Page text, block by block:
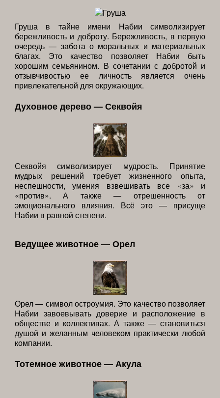
Груша в тайне имени Набии символизирует
бережливость и доброту. Бережливость, в первую
очередь — забота о моральных и материальных
благах. Это качество позволяет Набии быть
хорошим семьянином. В сочетании с добротой и
отзывчивостью ее личность является очень
привлекательной для окружающих.
Духовное дерево — Секвойя
Секвойя символизирует мудрость. Принятие
мудрых решений требует жизненного опыта,
неспешности, умения взвешивать все «за» и
«против». А также — отрешенность от
эмоционального влияния. Всё это — присуще
Набии в равной степени.
Ведущее животное — Орел
Орел — символ остроумия. Это качество позволяет
Набии завоевывать доверие и расположение в
обществе и коллективах. А также — становиться
душой и желанным человеком практически любой
компании.
Тотемное животное — Акула